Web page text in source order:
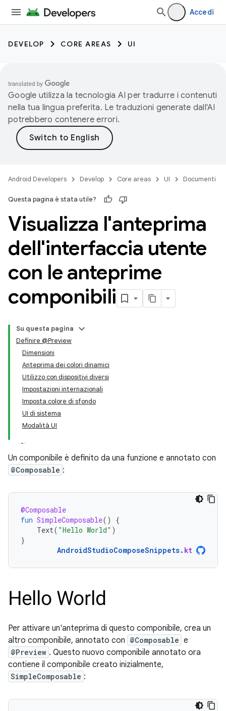
Accedi
DEVELOP CORE AREAS UI
Google utilizza la tecnologia AI per tradurre i contenuti
nella tua lingua preferita. Le traduzioni generate dall'AI
potrebbero contenere errori.
Android Developers Develop Core areas UI Documenti
Questa pagina è stata utile?
Visualizza l'anteprima
dell'interfaccia utente
con le anteprime
componibili
Su questa pagina
Definire @Preview
Dimensioni
Anteprima dei colori dinamici
Utilizzo con dispositivi diversi
Impostazioni internazionali
Imposta colore di sfondo
UI di sistema
Modalità UI
Un componibile è definito da una funzione e annotato con
@Composable :
@Composable
fun SimpleComposable()
{
Text( "Hello World" )
}
AndroidStudioComposeSnippets. kt
Per attivare un'anteprima di questo componibile, crea un
altro componibile, annotato con @Composable e
@Preview . Questo nuovo componibile annotato ora
contiene il componibile creato inizialmente,
SimpleComposable :